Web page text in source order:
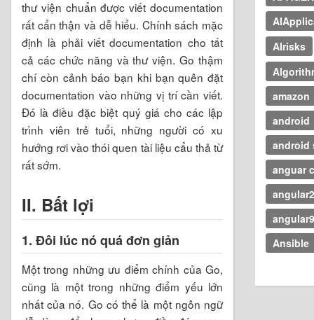
thư viện chuẩn được viết documentation
rất cẩn thận và dễ hiểu. Chính sách mặc
định là phải viết documentation cho tất
cả các chức năng và thư viện. Go thậm
chí còn cảnh báo bạn khi bạn quên đặt
documentation vào những vị trí cần viết.
Đó là điều đặc biệt quý giá cho các lập
trình viên trẻ tuổi, những người có xu
hướng rơi vào thói quen tài liệu cẩu thả từ
rất sớm.
II. Bất lợi
1. Đôi lúc nó quá đơn giản
Một trong những ưu điểm chính của Go,
cũng là một trong những điểm yếu lớn
nhất của nó. Go có thể là một ngôn ngữ
AIrisks
amazon
android
android
anguar
angular2
angular9
Ansible